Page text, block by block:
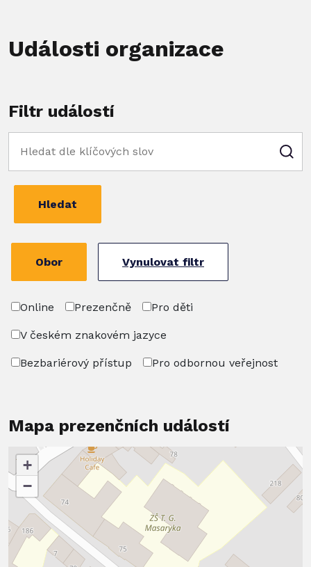
Události organizace
Filtr událostí
Hledat
Obor Vynulovat filtr
Online Prezenčně Pro děti
V českém znakovém jazyce
Bezbariérový přístup Pro odbornou veřejnost
Mapa prezenčních událostí
+
−